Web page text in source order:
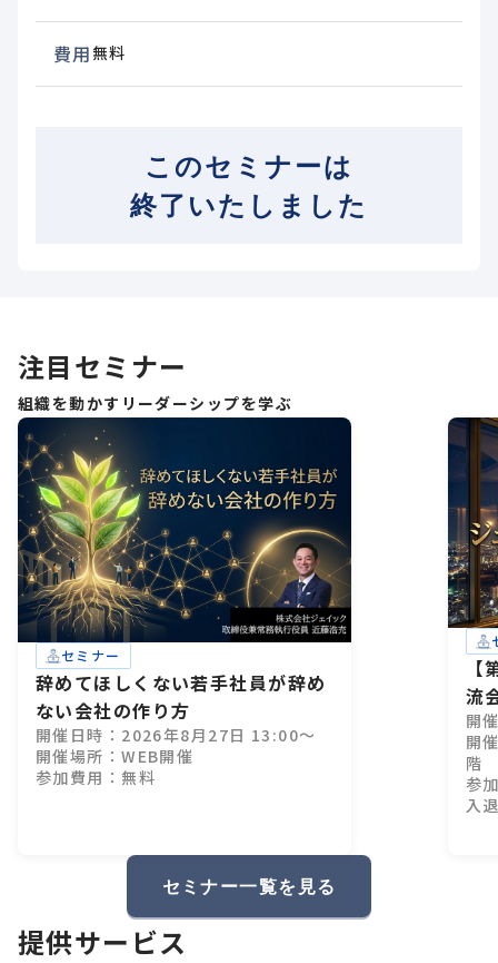
費用 無料
このセミナーは
終了いたしました
注目セミナー
組織を動かすリーダーシップを学ぶ
セミナー
辞めてほしくない若手社員が辞め
ない会社の作り方
開催日時：2026年8月27日 13:00～
開催場所：WEB開催
参加費用：無料
流
リ
開
開
階
参
入
セミナー一覧を見る
提供サービス